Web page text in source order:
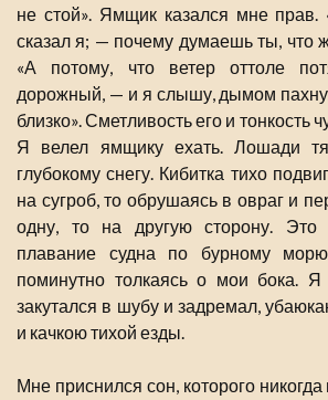
не стой». Ямщик казался мне
сказал я; — почему думаешь ты, что
«А потому, что ветер оттоле
дорожный, — и я слышу, дымом
близко». Сметливость его и тонкость
Я велел ямщику ехать. Лошади
глубокому снегу. Кибитка тихо
на сугроб, то обрушаясь в овраг и
одну, то на другую сторону.
плавание судна по бурному
поминутно толкаясь о мои бока. Я
закутался в шубу и задремал,
и качкою тихой езды.
Мне приснился сон, которого